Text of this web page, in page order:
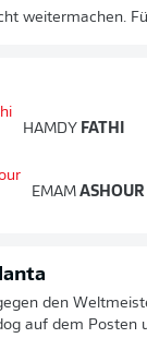
weitermachen.
HAMDY FATHI
EMAM ASHOUR
den
auf dem Posten